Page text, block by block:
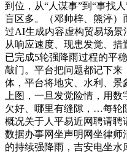
到位，从“人谋事”到“事找
盲区多。（邓帅梓、熊渟）
过AI生成内容虚构贸易场景
从响应速度、现患发觉、
已完成5轮强降雨过程的平
敲门。平台把问题都记下来
体，平台将地灾、水利、
上图，一旦发觉险情，用
欠好、哪里有缝隙，…每轮
概况关于人平易近网聘请
数据办事网坐声明网坐律师
的持续强降雨，吉安电坐水